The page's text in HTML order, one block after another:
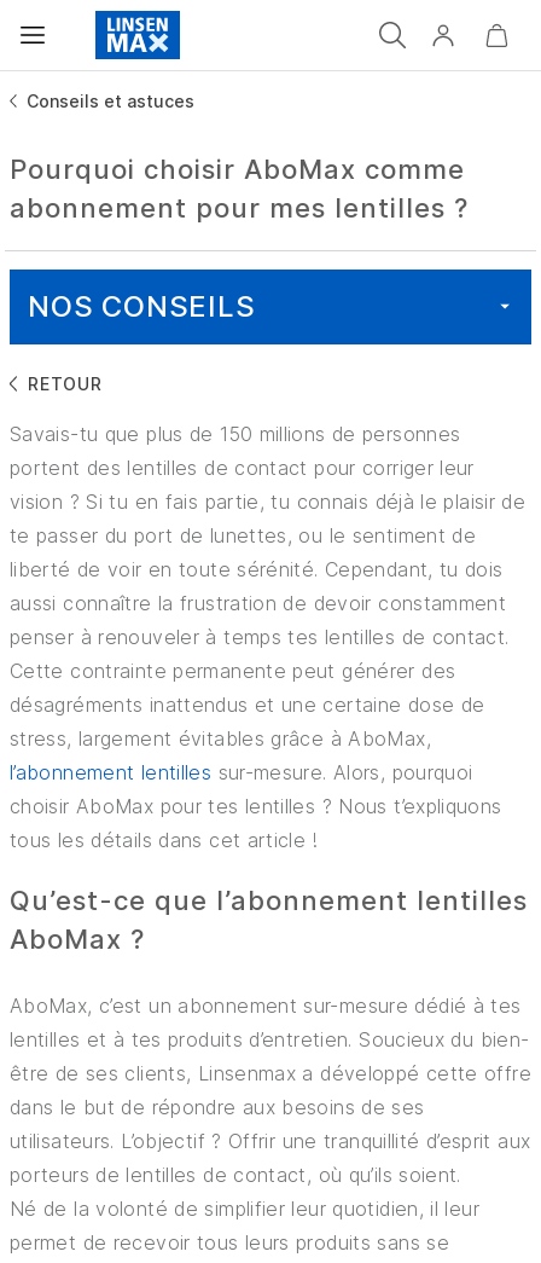
Conseils et astuces
Pourquoi choisir AboMax comme
abonnement pour mes lentilles ?
NOS CONSEILS
SANTÉ
BON À SAVOIR
CONSEILS ET ASTUCES
RETOUR
Savais-tu que plus de 150 millions de personnes
portent des lentilles de contact pour corriger leur
vision ? Si tu en fais partie, tu connais déjà le plaisir de
te passer du port de lunettes, ou le sentiment de
liberté de voir en toute sérénité. Cependant, tu dois
aussi connaître la frustration de devoir constamment
penser à renouveler à temps tes lentilles de contact.
Cette contrainte permanente peut générer des
désagréments inattendus et une certaine dose de
stress, largement évitables grâce à AboMax,
l’abonnement lentilles sur-mesure. Alors, pourquoi
choisir AboMax pour tes lentilles ? Nous t’expliquons
tous les détails dans cet article !
Qu’est-ce que l’abonnement lentilles
AboMax ?
AboMax, c’est un abonnement sur-mesure dédié à tes
lentilles et à tes produits d’entretien. Soucieux du bien-
être de ses clients, Linsenmax a développé cette offre
dans le but de répondre aux besoins de ses
utilisateurs. L’objectif ? Offrir une tranquillité d’esprit aux
porteurs de lentilles de contact, où qu’ils soient.
Né de la volonté de simplifier leur quotidien, il leur
permet de recevoir tous leurs produits sans se